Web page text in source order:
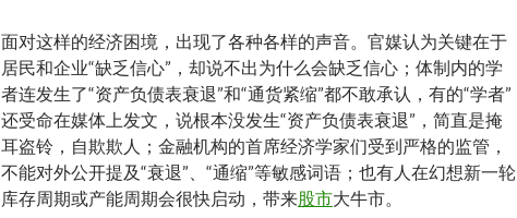
面对这样的经济困境，出现了各种各样的声音。官媒认为关键在于
居民和企业“缺乏信心”，却说不出为什么会缺乏信心；体制内的学
者连发生了“资产负债表衰退”和“通货紧缩”都不敢承认，有的“学者”
还受命在媒体上发文，说根本没发生“资产负债表衰退”，简直是掩
耳盗铃，自欺欺人；金融机构的首席经济学家们受到严格的监管，
不能对外公开提及“衰退”、“通缩”等敏感词语；也有人在幻想新一轮
库存周期或产能周期会很快启动，带来股市大牛市。